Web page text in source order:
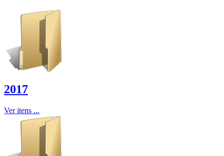
2017
Ver itens ...